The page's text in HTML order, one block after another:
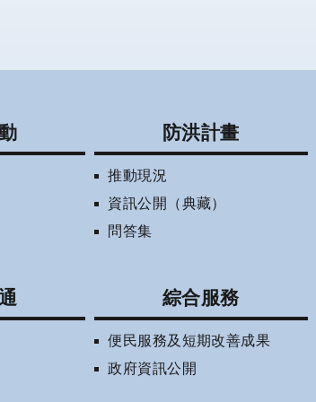
防洪計畫
推動現況
資訊公開（典藏）
問答集
綜合服務
便民服務及短期改善成果
政府資訊公開